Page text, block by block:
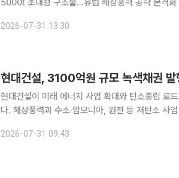
5000t 초대형 구조물…유럽 해상풍력 공략 본격화 SK오션플랜트가 독일 북해에 건설되는 2.2GW
HVDC 해상변전소용 하부구조물 완성품을 공급하
2026-07-31 13:30
현대건설, 3100억원 규모 녹색채권
현대건설이 미래 에너지 사업 확대와 탄소중립 로
다. 해상풍력과 수소·암모니아, 원전 등 저탄소 사
따르면 회사는 재생에너지 등 친환경 사업의 투자
2026-07-31 09:43